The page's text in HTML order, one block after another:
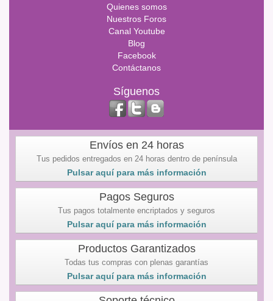
Quienes somos
Nuestros Foros
Canal Youtube
Blog
Facebook
Contáctanos
Síguenos
Envíos en 24 horas
Tus pedidos entregados en 24 horas dentro de península
Pulsar aquí para más información
Pagos Seguros
Tus pagos totalmente encriptados y seguros
Pulsar aquí para más información
Productos Garantizados
Todas tus compras con plenas garantías
Pulsar aquí para más información